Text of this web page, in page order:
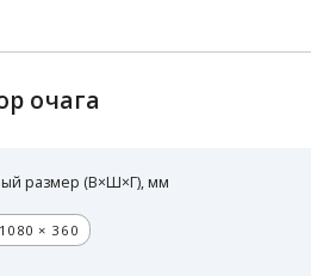
очага
размер (В×Ш×Г), мм
× 360